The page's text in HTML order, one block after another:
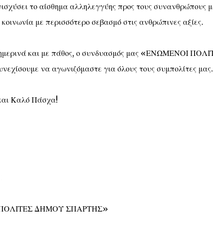
το αίσθημα αλληλεγγύης προς τους συνανθρώπους
με περισσότερο σεβασμό στις ανθρώπινες αξίες.
και με πάθος, ο συνδυασμός μας «ΕΝΩΜΕΝΟΙ
να αγωνιζόμαστε για όλους τους συμπολίτες μας.
Καλό Πάσχα!
ΔΗΜΟΥ ΣΠΑΡΤΗΣ»